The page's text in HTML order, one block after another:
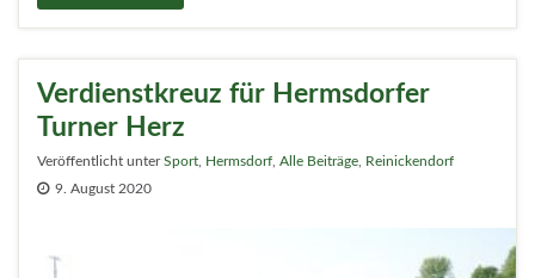
Verdienstkreuz für Hermsdorfer
Turner Herz
Veröffentlicht unterSport Hermsdorf Alle Beiträge Reinickendorf
9. August 2020